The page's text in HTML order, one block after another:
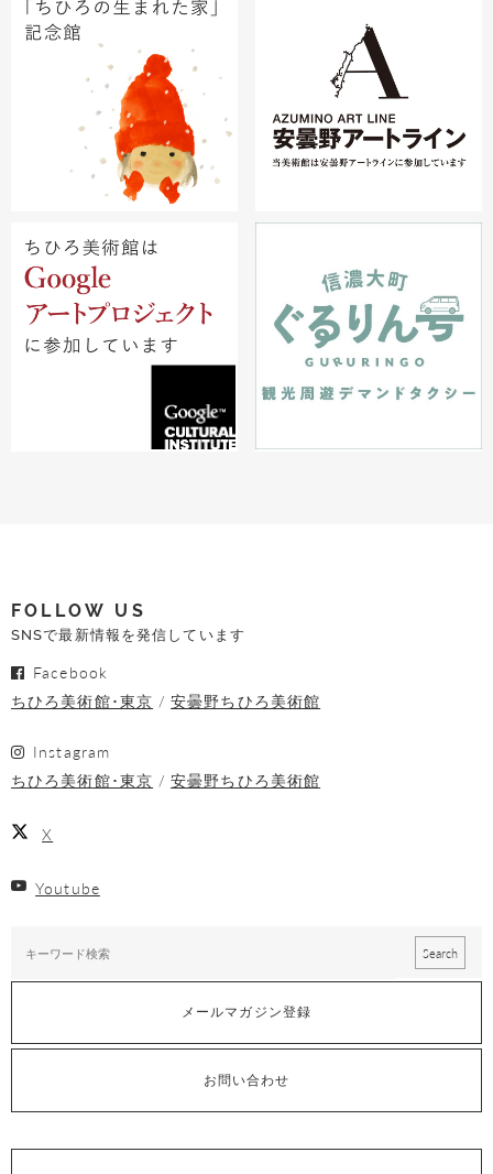
FOLLOW US
SNSで最新情報を発信しています
Facebook
ちひろ美術館･東京
安曇野ちひろ美術館
Instagram
ちひろ美術館･東京
安曇野ちひろ美術館
X
Youtube
メールマガジン登録
お問い合わせ